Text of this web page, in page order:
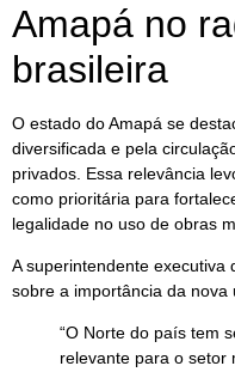
Amapá no
brasileira
O estado do Amapá se
diversificada e pela
privados. Essa relevância
como prioritária para
legalidade no uso de obras
A superintendente executiva
sobre a importância da nova
“O Norte do país tem
relevante para o setor